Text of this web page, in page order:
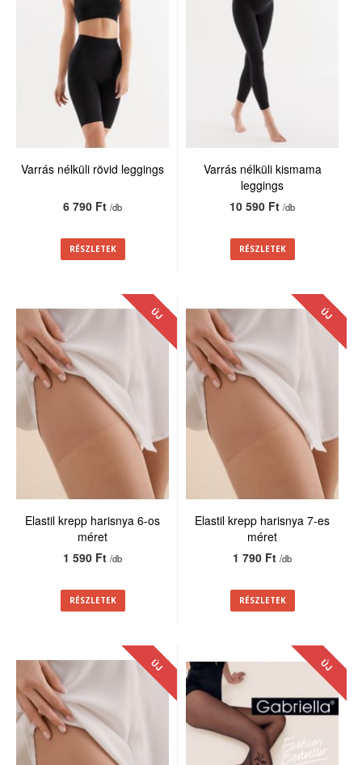
Varrás nélküli rövid leggings
6 790 Ft/db
RÉSZLETEK
Varrás nélküli kismama
leggings
10 590 Ft/db
RÉSZLETEK
ÚJ
Elastil krepp harisnya 6-os
méret
1 590 Ft/db
RÉSZLETEK
ÚJ
Elastil krepp harisnya 7-es
méret
1 790 Ft/db
RÉSZLETEK
ÚJ ÚJ